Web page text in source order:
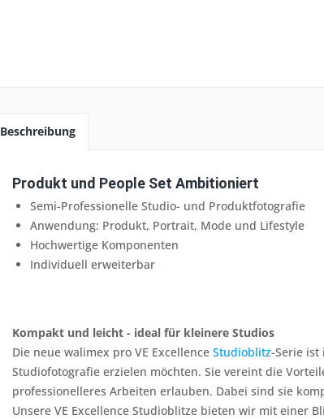
Beschreibung
Produkt und People Set Ambitioniert
Semi-Professionelle Studio- und Produktfotografie
Anwendung: Produkt, Portrait, Mode und Lifestyle
Hochwertige Komponenten
Individuell erweiterbar
Kompakt und leicht - ideal für kleinere Studios
Die neue walimex pro VE Excellence Studioblitz-Serie ist
Studiofotografie erzielen möchten. Sie vereint die
professionelleres Arbeiten erlauben. Dabei sind sie
Unsere VE Excellence Studioblitze bieten wir mit einer